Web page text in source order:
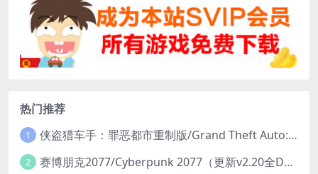
热门推荐
1 侠盗猎车手：罪恶都市重制版/Grand Theft Auto: Vice City – The Definitive Edition
2 赛博朋克2077/Cyberpunk 2077（更新v2.20全DLC）